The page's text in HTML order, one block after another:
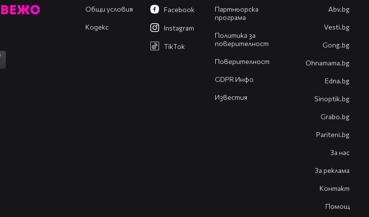
Общи условия
Кодекс
Партньорска
програма
Политика за
поверителност
Поверителност
GDPR Инфо
Известия
Facebook
Instagram
TikTok
Abv.bg
Vesti.bg
Gong.bg
Оhnamama.bg
Edna.bg
Sinoptik.bg
Grabo.bg
Pariteni.bg
За нас
За реклама
Контакт
Помощ